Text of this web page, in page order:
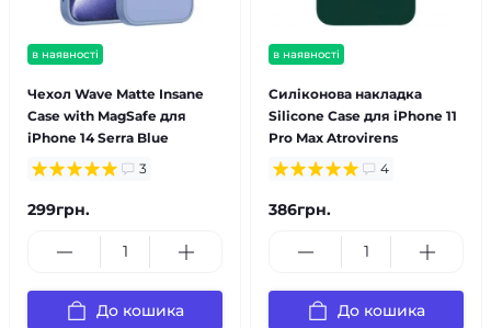
в наявності
Чехол Wave Matte Insane
Case with MagSafe для
iPhone 14 Serra Blue
3
299грн.
До кошика
в наявності
Силіконова накладка
Silicone Case для iPhone 11
Pro Max Atrovirens
4
386грн.
До кошика